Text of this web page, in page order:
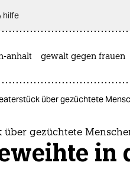
hilfe
anhalt gewalt gegen frauen
über gezüchtete
über gezüchtete
in